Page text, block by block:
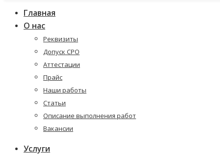
Главная
О нас
Реквизиты
Допуск СРО
Аттестации
Прайс
Наши работы
Статьи
Описание выполнения работ
Вакансии
Услуги